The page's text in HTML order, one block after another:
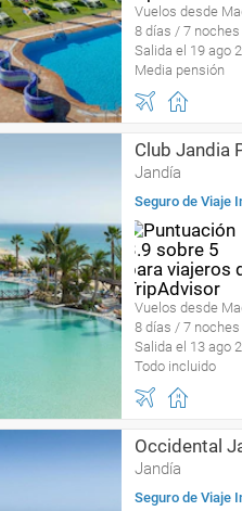
Vuelos desde
8 días / 7 noches
Salida el 19 ago
Media pensión
Club Jandia
Jandía
Seguro de Viaje
Vuelos desde
8 días / 7 noches
Salida el 13 ago
Todo incluido
Occidental
Jandía
Seguro de Viaje